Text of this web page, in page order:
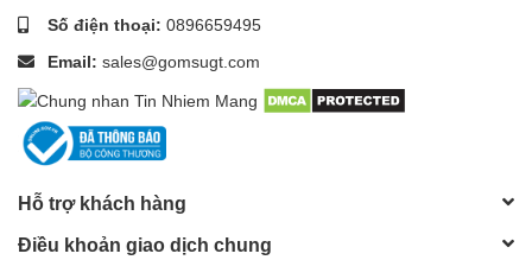
Số điện thoại: 0896659495
Email: sales@gomsugt.com
Hỗ trợ khách hàng
Điều khoản giao dịch chung